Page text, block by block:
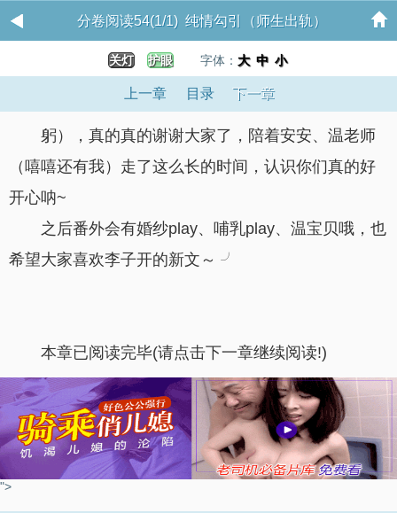
分卷阅读54(1/1) 纯情勾引（师生出轨）
关灯 护眼 字体： 大 中 小
上一章 目录 下一章
躬），真的真的谢谢大家了，陪着安安、温老师
（嘻嘻还有我）走了这么长的时间，认识你们真的好
开心呐~
之后番外会有婚纱play、哺乳play、温宝贝哦，也
希望大家喜欢李子开的新文～ ╯
本章已阅读完毕(请点击下一章继续阅读!)
">